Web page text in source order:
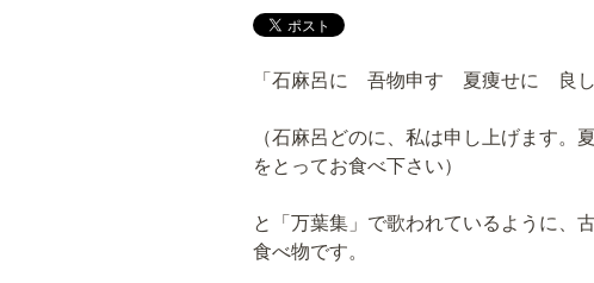
「石麻呂に 吾物申す 夏痩せに 良
（石麻呂どのに、私は申し上げます
をとってお食べ下さい）
と「万葉集」で歌われているように、
食べ物です。